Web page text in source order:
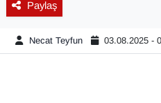
Paylaş
Necat Teyfun 03.08.2025 -
Emlak
En çok konuşulanlar